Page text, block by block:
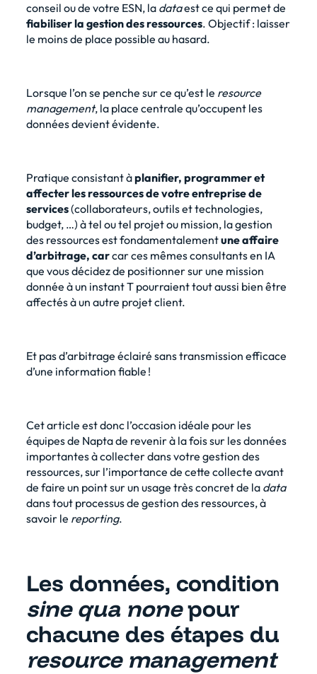
conseil ou de votre ESN, la dataest ce qui permet de
fiabiliser la gestion des ressources. Objectif : laisser
le moins de place possible au hasard.
Lorsque l’on se penche sur ce qu’est le resource
management, la place centrale qu’occupent les
données devient évidente.
Pratique consistant àplanifier, programmer et
affecter les ressources de votre entreprise de
services(collaborateurs, outils et technologies,
budget, …) à tel ou tel projet ou mission, la gestion
des ressources est fondamentalementune affaire
d’arbitrage, carcar ces mêmes consultants en IA
que vous décidez de positionner sur une mission
donnée à un instant T pourraient tout aussi bien être
affectés à un autre projet client.
Et pas d’arbitrage éclairé sans transmission efficace
d’une information fiable !
Cet article est donc l’occasion idéale pour les
équipes de Napta de revenir à la fois sur les données
importantes à collecter dans votre gestion des
ressources, sur l’importance de cette collecte avant
de faire un point sur un usage très concret de la data
dans tout processus de gestion des ressources, à
savoir le reporting.
Les données, condition
sine qua nonepour
chacune des étapes du
resource management